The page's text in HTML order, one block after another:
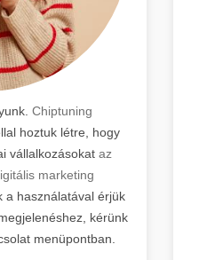
Chiptuning
hoztuk létre, hogy
vállalkozásokat az
marketing
a használatával érjük
kérünk
menüpontban.